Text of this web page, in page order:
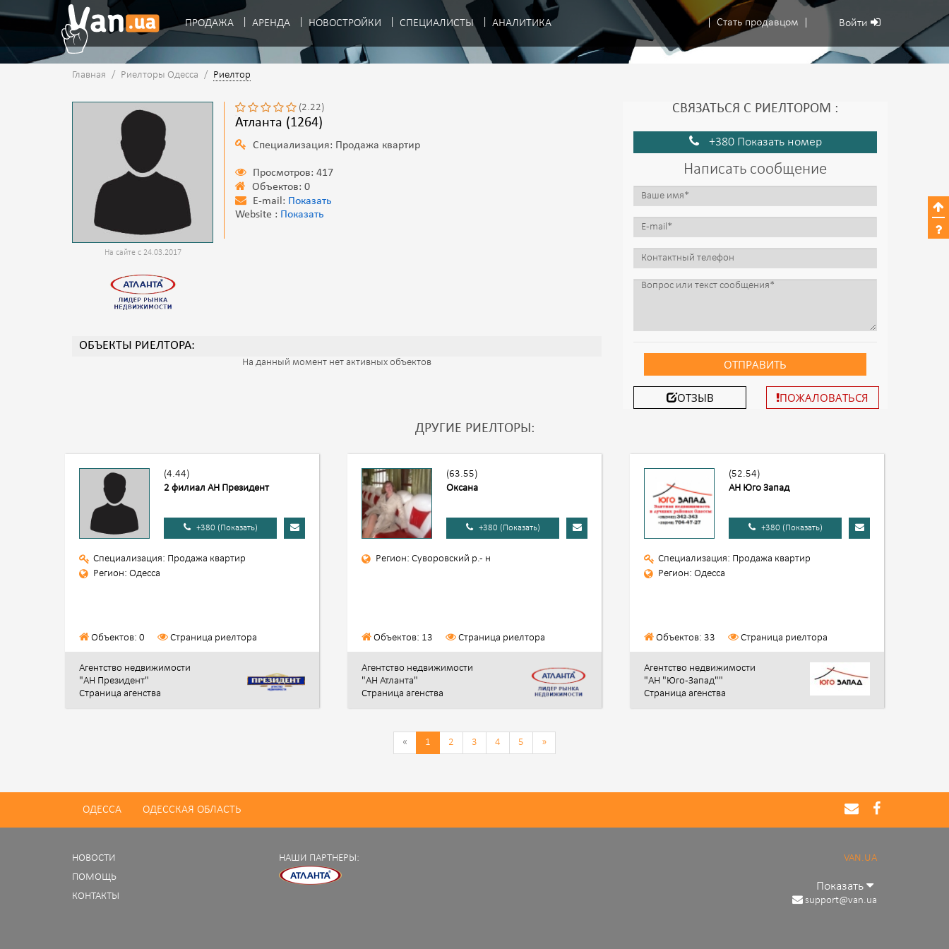
Стать продавцом Войти
ПРОДАЖА АРЕНДА НОВОСТРОЙКИ СПЕЦИАЛИСТЫ АНАЛИТИКА
Главная / Риелторы Одесса / Риелтор
На сайте с 24.03.2017
(2.22)
Атланта (1264)
Специализация: Продажа квартир
Просмотров: 417
Объектов: 0
E-mail: Показать
Website : Показать
ОБЪЕКТЫ РИЕЛТОРА:
На данный момент нет активных объектов
СВЯЗАТЬСЯ С РИЕЛТОРОМ :
+380 Показать номер
Написать сообщение
ОТПРАВИТЬ
ОТЗЫВ ПОЖАЛОВАТЬСЯ
ДРУГИЕ РИЕЛТОРЫ:
(4.44)
2 филиал АН Президент
+380 (Показать)
Специализация: Продажа квартир
Регион: Одесса
Объектов: 0 Страница риелтора
Агентство недвижимости
"АН Президент"
Страница агенства
(63.55)
Оксана
+380 (Показать)
Регион: Суворовский р.- н
Объектов: 13 Страница риелтора
Агентство недвижимости
"АН Атланта"
Страница агенства
(52.54)
АН Юго Запад
+380 (Показать)
Специализация: Продажа квартир
Регион: Одесса
Объектов: 33 Страница риелтора
Агентство недвижимости
"АН "Юго-Запад""
Страница агенства
« 1 2 3 4 5 »
ОДЕССА ОДЕССКАЯ ОБЛАСТЬ
НОВОСТИ
ПОМОЩЬ
КОНТАКТЫ
НАШИ ПАРТНЕРЫ: VAN.UA
Показать
support@van.ua